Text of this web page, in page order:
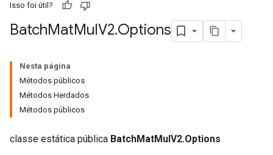
Isso foi útil?
BatchMatMulV2.Options
Nesta página
Métodos públicos
Métodos Herdados
Métodos públicos
classe estática pública BatchMatMulV2.Options